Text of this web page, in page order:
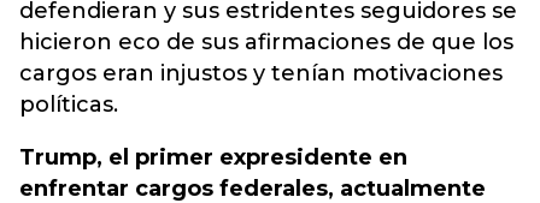
defendieran y sus estridentes seguidores se
hicieron eco de sus afirmaciones de que los
cargos eran injustos y tenían motivaciones
políticas.
Trump, el primer expresidente en
enfrentar cargos federales, actualmente